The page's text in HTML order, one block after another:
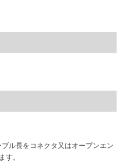
ル長をコネクタ又はオープンエン
す。